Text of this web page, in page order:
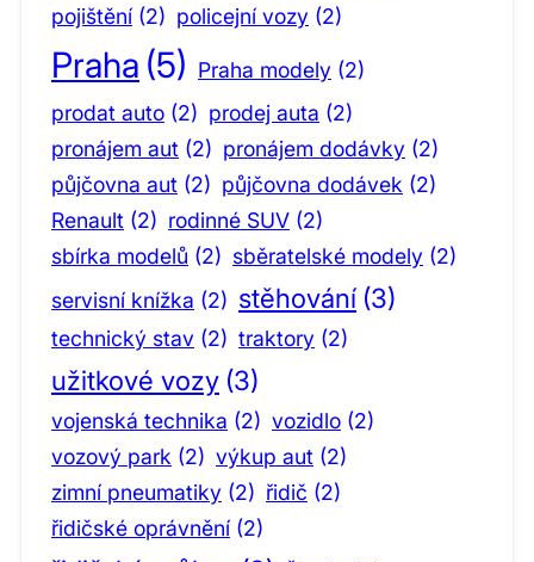
pojištění (2) policejní vozy (2)
Praha (5) Praha modely (2)
prodat auto (2) prodej auta (2)
pronájem aut (2) pronájem dodávky (2)
půjčovna aut (2) půjčovna dodávek (2)
Renault (2) rodinné SUV (2)
sbírka modelů (2) sběratelské modely (2)
servisní knížka (2) stěhování (3)
technický stav (2) traktory (2)
užitkové vozy (3)
vojenská technika (2) vozidlo (2)
vozový park (2) výkup aut (2)
zimní pneumatiky (2) řidič (2)
řidičské oprávnění (2)